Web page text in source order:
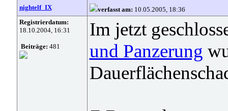
nightelf_IX verfasst am: 10.05.2005, 18:36
Registrierdatum:
18.10.2004, 16:31
Beiträge: 481
Im jetzt
und Panzerung